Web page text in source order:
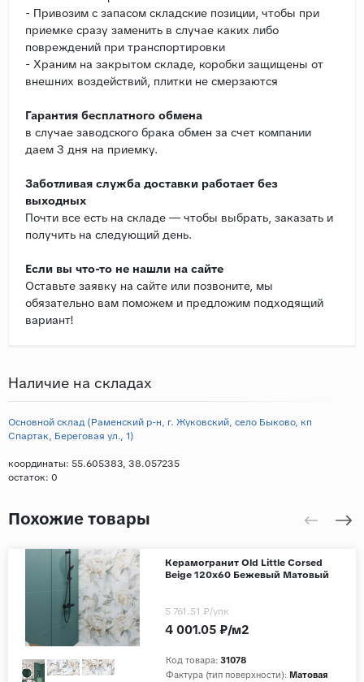
- Привозим с запасом складские позиции, чтобы при
приемке сразу заменить в случае каких либо
повреждений при транспортировки
- Храним на закрытом складе, коробки защищены от
внешних воздействий, плитки не смерзаются
Гарантия бесплатного обмена
в случае заводского брака обмен за счет компании
даем 3 дня на приемку.
Заботливая служба доставки работает без
выходных
Почти все есть на складе — чтобы выбрать, заказать и
получить на следующий день.
Если вы что-то не нашли на сайте
Оставьте заявку на сайте или позвоните, мы
обязательно вам поможем и предложим подходящий
вариант!
Наличие на складах
Основной склад (Раменский р-н, г. Жуковский, село Быково, кп
Спартак, Береговая ул., 1)
координаты: 55.605383, 38.057235
остаток: 0
Похожие товары
Керамогранит Old Little Corsed
Beige 120x60 Бежевый Матовый
Код товара: 31078
Фактура (тип поверхности): Матовая
4 001.05 ₽/м2
5 761.51 ₽/упк